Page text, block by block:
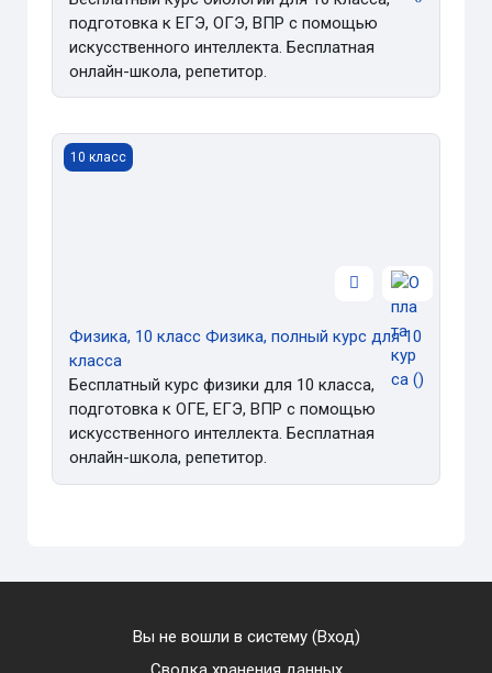
подготовка к ЕГЭ, ОГЭ, ВПР с помощью
искусственного интеллекта. Бесплатная
онлайн-школа, репетитор.
Физика, 10 класс Физика, полный курс для 10 класса
10 класс
Физика, 10 класс Физика, полный курс для 10
класса
Бесплатный курс физики для 10 класса,
подготовка к ОГЕ, ЕГЭ, ВПР с помощью
искусственного интеллекта. Бесплатная
онлайн-школа, репетитор.
Вы не вошли в систему (Вход)